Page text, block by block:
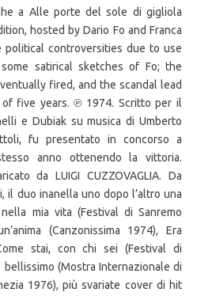
a Alle porte del sole di gigliola
hosted by Dario Fo and Franca
political controversities due to use
satirical sketches of Fo; the
fired, and the scandal lead
five years. ℗ 1974. Scritto per il
e Dubiak su musica di Umberto
fu presentato in concorso a
anno ottenendo la vittoria.
da LUIGI CUZZOVAGLIA. Da
il duo inanella uno dopo l’altro una
mia vita (Festival di Sanremo
(Canzonissima 1974), Era
stai, con chi sei (Festival di
bellissimo (Mostra Internazionale di
1976), più svariate cover di hit